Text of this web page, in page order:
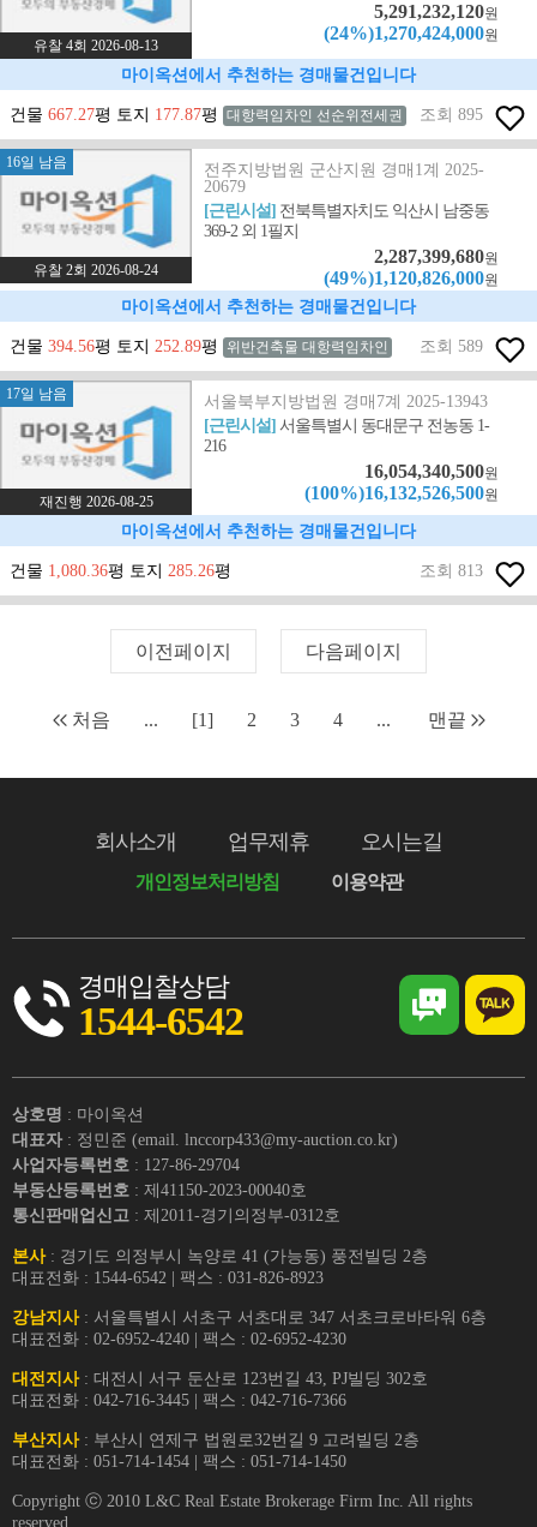
유찰 4회 2026-08-13
5,291,232,120원
(24%)1,270,424,000원
마이옥션에서 추천하는 경매물건입니다
건물 667.27평 토지 177.87평 대항력임차인 선순위전세권 조회 895
16일 남음
유찰 2회 2026-08-24
전주지방법원 군산지원 경매1계 2025-
20679
[근린시설] 전북특별자치도 익산시 남중동
369-2 외 1필지
2,287,399,680원
(49%)1,120,826,000원
마이옥션에서 추천하는 경매물건입니다
건물 394.56평 토지 252.89평 위반건축물 대항력임차인 조회 589
17일 남음
재진행 2026-08-25
서울북부지방법원 경매7계 2025-13943
[근린시설]서울특별시 동대문구 전농동 1-
216
16,054,340,500원
(100%)16,132,526,500원
마이옥션에서 추천하는 경매물건입니다
건물 1,080.36평 토지 285.26평 조회 813
이전페이지 다음페이지
처음 ... [1] 2 3 4 ... 맨끝
회사소개 업무제휴 오시는길
개인정보처리방침 이용약관
경매입찰상담
1544-6542
상호명 : 마이옥션
대표자 : 정민준 (email. lnccorp433@my-auction.co.kr)
사업자등록번호 : 127-86-29704
부동산등록번호 : 제41150-2023-00040호
통신판매업신고 : 제2011-경기의정부-0312호
본사: 경기도 의정부시 녹양로 41 (가능동) 풍전빌딩 2층
대표전화 : 1544-6542 | 팩스 : 031-826-8923
강남지사: 서울특별시 서초구 서초대로 347 서초크로바타워 6층
대표전화 : 02-6952-4240 | 팩스 : 02-6952-4230
대전지사: 대전시 서구 둔산로 123번길 43, PJ빌딩 302호
대표전화 : 042-716-3445 | 팩스 : 042-716-7366
부산지사: 부산시 연제구 법원로32번길 9 고려빌딩 2층
대표전화 : 051-714-1454 | 팩스 : 051-714-1450
Copyright ⓒ 2010 L&C Real Estate Brokerage Firm Inc. All rights
reserved.